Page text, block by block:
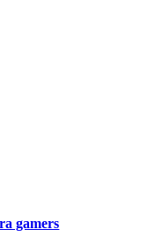
gamers